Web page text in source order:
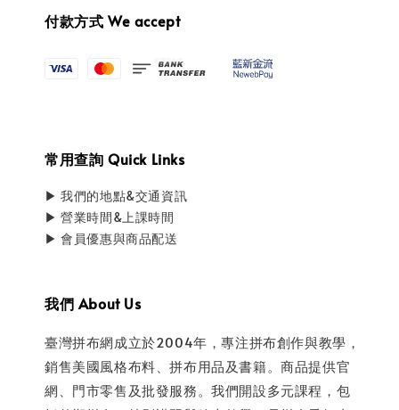
付款方式 We accept
常用查詢 Quick Links
▶ 我們的地點&交通資訊
▶ 營業時間&上課時間
▶ 會員優惠與商品配送
我們 About Us
臺灣拼布網成立於2004年，專注拼布創作與教學，
銷售美國風格布料、拼布用品及書籍。商品提供官
網、門市零售及批發服務。我們開設多元課程，包